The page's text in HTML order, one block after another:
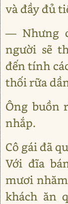
và đầy đủ
― Nhưng
người sẽ
đến tính
thối rữa
Ông buồn
nhắp.
Cô gái đã
Với đĩa
mươi
khách ăn